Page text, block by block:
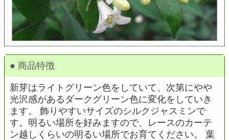
● 商品特徴
新芽はライトグリーン色をしていて、次第にやや
光沢感があるダークグリーン色に変化をしていき
ます。 飾りやすいサイズのシルクジャスミンで
す。明るい場所を好みますので、レースのカーテ
ン越しくらいの明るい場所でお育てください。 葉